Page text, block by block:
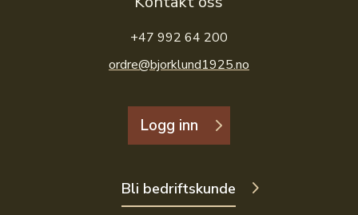
+47 992 64 200
ordre@bjorklund1925.no
Logg inn
Bli bedriftskunde